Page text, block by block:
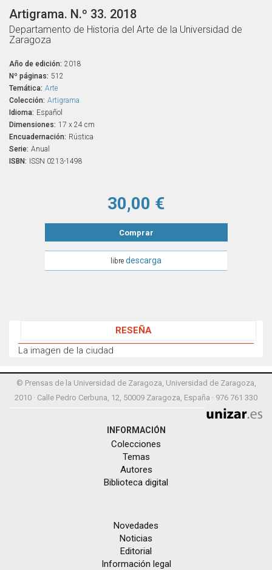
Artigrama. N.º 33. 2018
Departamento de Historia del Arte de la Universidad de
Zaragoza
Año de edición: 2018
Nº páginas: 512
Temática: Arte
Colección: Artigrama
Idioma: Español
Dimensiones: 17 x 24 cm
Encuadernación: Rústica
Serie: Anual
ISBN: ISSN 0213-1498
30,00 €
Comprar
libre descarga
RESEÑA
La imagen de la ciudad
© Prensas de la Universidad de Zaragoza, Universidad de Zaragoza,
2010 · Calle Pedro Cerbuna, 12, 50009 Zaragoza, España · 976 761 330
INFORMACIÓN
Colecciones
Temas
Autores
Biblioteca digital
Novedades
Noticias
Editorial
Información legal